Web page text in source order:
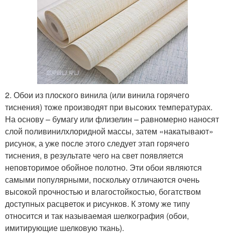
2. Обои из плоского винила (или винила горячего
тиснения) тоже производят при высоких температурах.
На основу – бумагу или флизелин – равномерно наносят
слой поливинилхлоридной массы, затем «накатывают»
рисунок, а уже после этого следует этап горячего
тиснения, в результате чего на свет появляется
неповторимое обойное полотно. Эти обои являются
самыми популярными, поскольку отличаются очень
высокой прочностью и влагостойкостью, богатством
доступных расцветок и рисунков. К этому же типу
относится и так называемая шелкография (обои,
имитирующие шелковую ткань).